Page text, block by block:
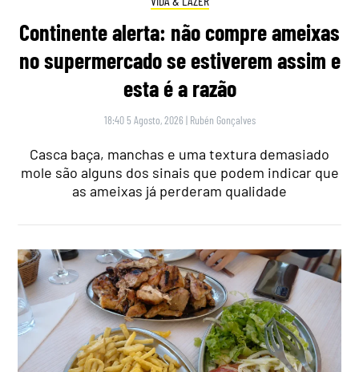
Continente alerta: não compre ameixas
no supermercado se estiverem assim e
esta é a razão
18:40 5 Agosto, 2026 | Rubén Gonçalves
Casca baça, manchas e uma textura demasiado
mole são alguns dos sinais que podem indicar que
as ameixas já perderam qualidade